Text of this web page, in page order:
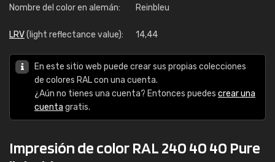
Nombre del color en alemán:
Reinbleu
LRV(light reflectance value): 14,44
En este sitio web puede crear sus propias colecciones
de colores RAL con una cuenta.
¿Aún no tienes una cuenta? Entonces puedes crear una
cuenta gratis.
Impresión de color RAL 240 40 40 Pure